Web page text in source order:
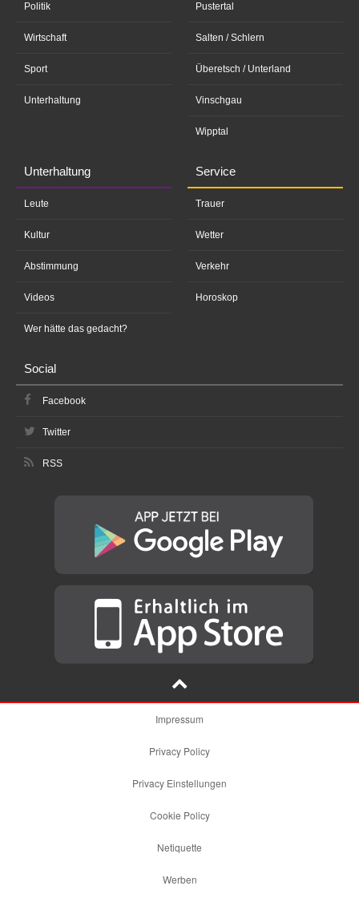
Politik
Wirtschaft
Sport
Unterhaltung
Pustertal
Salten / Schlern
Überetsch / Unterland
Vinschgau
Wipptal
Unterhaltung
Leute
Kultur
Abstimmung
Videos
Wer hätte das gedacht?
Service
Trauer
Wetter
Verkehr
Horoskop
Social
Facebook
Twitter
RSS
Impressum
Privacy Policy
Privacy Einstellungen
Cookie Policy
Netiquette
Werben